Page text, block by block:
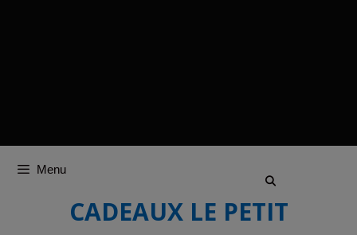
Menu
CADEAUX LE PETIT